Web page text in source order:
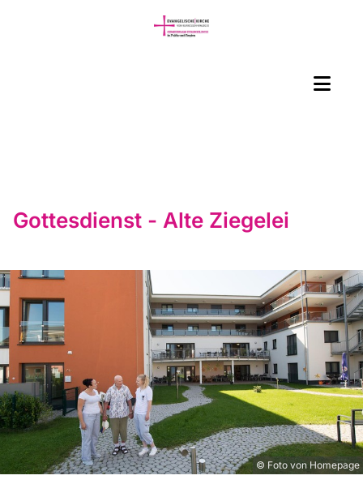
Gottesdienst - Alte Ziegelei
© Foto von Homepage